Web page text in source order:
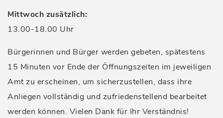
Mittwoch zusätzlich:
13.00-18.00 Uhr
Bürgerinnen und Bürger werden gebeten, spätestens
15 Minuten vor Ende der Öffnungszeiten im jeweiligen
Amt zu erscheinen, um sicherzustellen, dass ihre
Anliegen vollständig und zufriedenstellend bearbeitet
werden können. Vielen Dank für Ihr Verständnis!